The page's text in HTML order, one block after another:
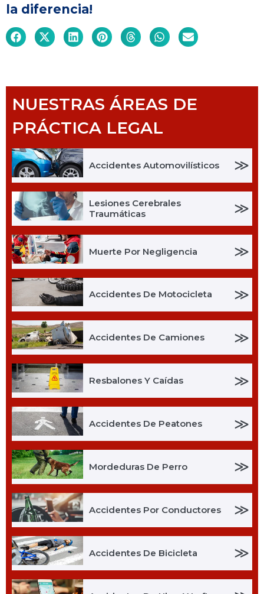
la diferencia!
NUESTRAS ÁREAS DE
PRÁCTICA LEGAL
Accidentes Automovilísticos ≫
Lesiones Cerebrales
Traumáticas
≫
Muerte Por Negligencia ≫
Accidentes De Motocicleta ≫
Accidentes De Camiones ≫
Resbalones Y Caídas ≫
Accidentes De Peatones ≫
Mordeduras De Perro ≫
Accidentes Por Conductores ≫
Accidentes De Bicicleta ≫